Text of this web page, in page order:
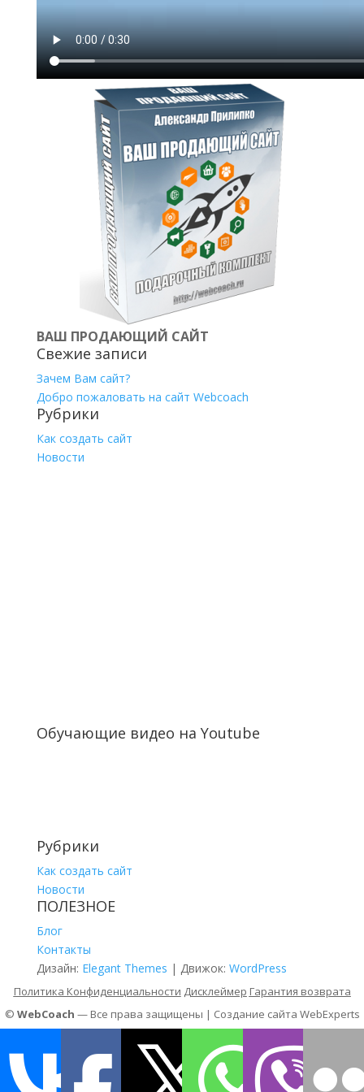
ВАШ ПРОДАЮЩИЙ САЙТ
Свежие записи
Зачем Вам сайт?
Добро пожаловать на сайт Webcoach
Рубрики
Как создать сайт
Новости
Обучающие видео на Youtube
Рубрики
Как создать сайт
Новости
ПОЛЕЗНОЕ
Блог
Контакты
Дизайн: Elegant Themes | Движок: WordPress
Политика Конфиденциальности Дисклеймер Гарантия возврата
© WebCoach — Все права защищены | Создание сайта WebExperts